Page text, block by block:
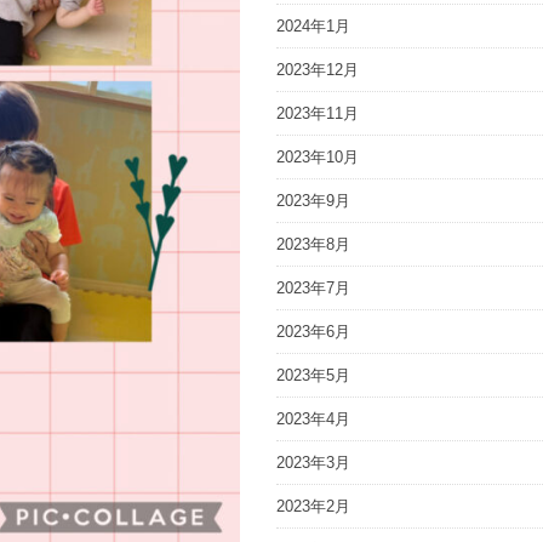
2024年1月
2023年12月
2023年11月
2023年10月
2023年9月
2023年8月
2023年7月
2023年6月
2023年5月
2023年4月
2023年3月
2023年2月